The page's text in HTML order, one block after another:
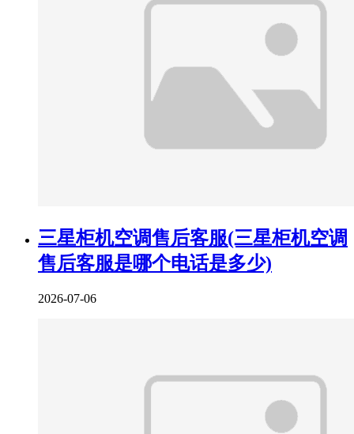
三星柜机空调售后客服(三星柜机空调
售后客服是哪个电话是多少)
2026-07-06